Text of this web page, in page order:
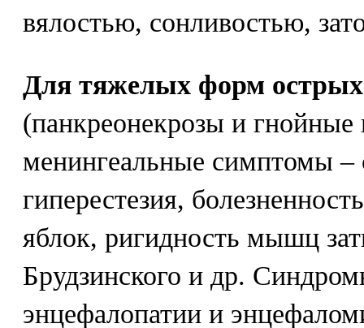
вялостью, сонливостью,
Для тяжелых форм острых
(панкреонекрозы и
менингеальные симптомы –
гиперестезия,
яблок, ригидность мышц
Брудзинского и др.
энцефалопатии и